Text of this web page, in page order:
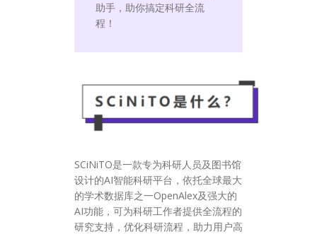
助手，助你搞定科研全流
程！
SCiNiTO是一款专为科研人员及图书馆
设计的AI智能科研平台，依托全球最大
的学术数据库之一OpenAlex及强大的
AI功能，可为科研工作者提供全流程的
研究支持，优化科研流程，助力用户高